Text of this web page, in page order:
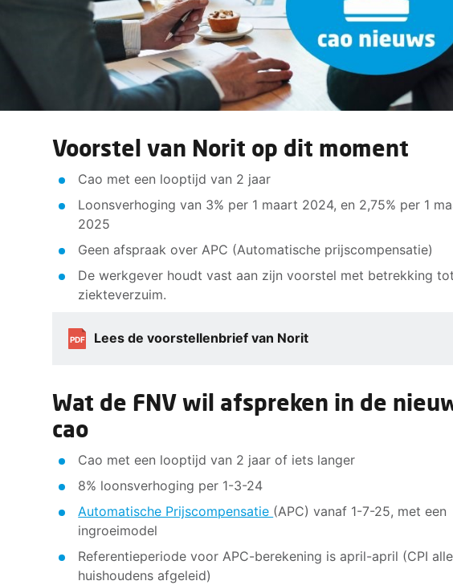
Voorstel van Norit op dit moment
Cao met een looptijd van 2 jaar
Loonsverhoging van 3% per 1 maart 2024, en 2,75% per 1
2025
Geen afspraak over APC (Automatische prijscompensatie)
De werkgever houdt vast aan zijn voorstel met betrekking
ziekteverzuim.
PDF Lees de voorstellenbrief van Norit
Wat de FNV wil afspreken in de
cao
Cao met een looptijd van 2 jaar of iets langer
8% loonsverhoging per 1-3-24
Automatische Prijscompensatie (APC) vanaf 1-7-25, met een
ingroeimodel
Referentieperiode voor APC-berekening is april-april (CPI alle
huishoudens afgeleid)